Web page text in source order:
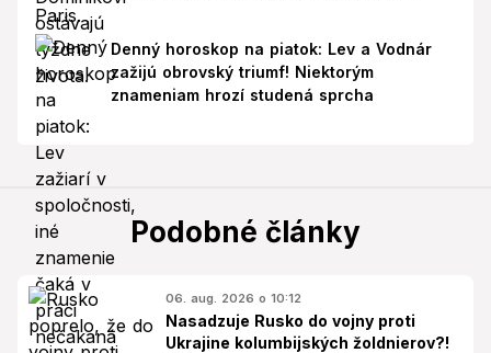
Denný horoskop na piatok: Lev a Vodnár
zažijú obrovský triumf! Niektorým
znameniam hrozí studená sprcha
Podobné články
06. aug. 2026 o 10:12
Nasadzuje Rusko do vojny proti
Ukrajine kolumbijských žoldnierov?!